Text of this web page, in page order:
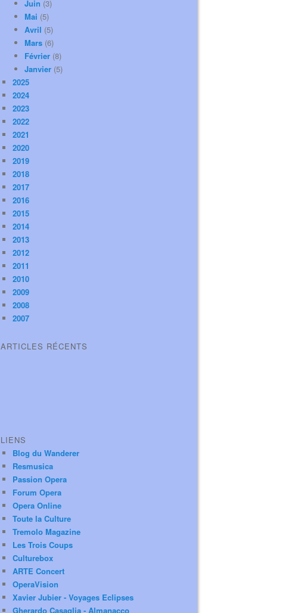
Juin (3)
Mai (5)
Avril (5)
Mars (6)
Février (8)
Janvier (5)
2025
2024
2023
2022
2021
2020
2019
2018
2017
2016
2015
2014
2013
2012
2011
2010
2009
2008
2007
ARTICLES RÉCENTS
LIENS
Blog du Wanderer
Resmusica
Passion Opera
Forum Opera
Opera Online
Toute la Culture
Tremolo Magazine
Les Trois Coups
Culturebox
ARTE Concert
OperaVision
Xavier Jubier - Voyages Eclipses
Gherardo Casaglia - Almanacco